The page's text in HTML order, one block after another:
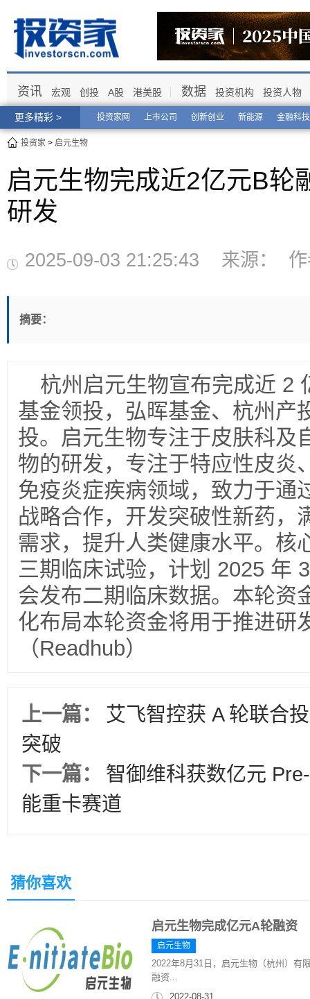
更多精彩 > 投资家网 上市公司 创新创业 新能源 金融科技
资讯 宏观 创投 A股 港美股 数据 投资机构 投资人物
投资家 > 启元生物
启元生物完成近2亿元B轮
研发
2025-09-03 21:25:43 来源：
摘要：
杭州启元生物宣布完成近 2
基金领投，弘晖基金、杭州产
投。启元生物专注于皮肤科及
物的研发，专注于特应性皮炎
免疫炎症疾病领域，致力于通
战略合作，开发突破性新药，
需求，提升人类健康水平。核
三期临床试验，计划 2025 年
会发布二期临床数据。本轮资
化布局本轮资金将用于推进研
（Readhub）
上一篇：
艾飞智控获 A 轮联合
突破
下一篇：
智御维科获数亿元
能重卡赛道
猜你喜欢
启元生物完成亿元A轮融资
启元生物
2022年8月31日，启元生物（杭州）有
融资...
2022-08-31